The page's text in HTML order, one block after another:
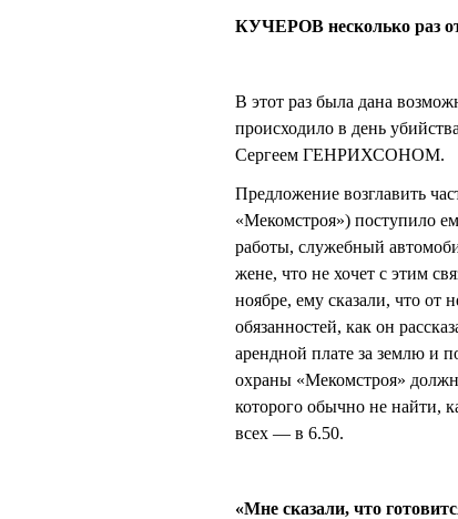
КУЧЕРОВ несколько раз
В этот раз была дана
происходило в день
Сергеем ГЕНРИХСОНОМ.
Предложение возглавить
«Мекомстроя») поступило
работы, служебный
жене, что не хочет с этим
ноябре, ему сказали, что от
обязанностей, как он
арендной плате за землю
охраны «Мекомстроя»
которого обычно не найти,
всех — в 6.50.
«Мне сказали, что